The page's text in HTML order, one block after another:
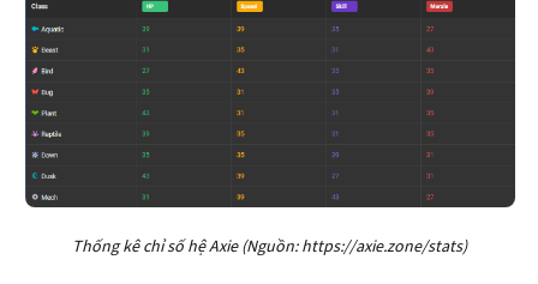
Thống kê chỉ số hệ Axie (Nguồn: https://axie.zone/stats)